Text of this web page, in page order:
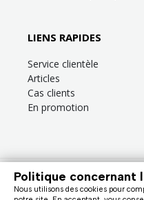
LIENS RAPIDES
Service clientèle
Articles
Cas clients
En promotion
Besoin d’aide?Consultez la
Politique concernant
Nous utilisons des cookies pour